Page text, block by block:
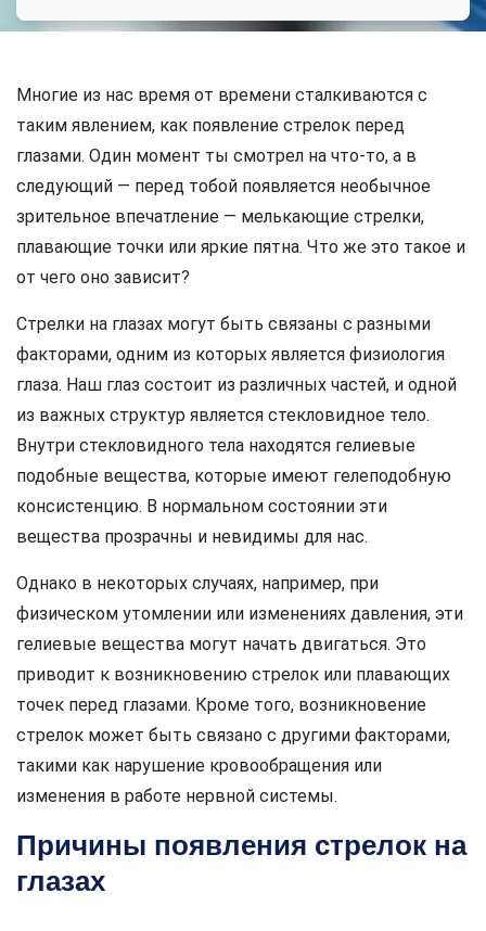
Многие из нас время от времени сталкиваются с
таким явлением, как появление стрелок перед
глазами. Один момент ты смотрел на что-то, а в
следующий — перед тобой появляется необычное
зрительное впечатление — мелькающие стрелки,
плавающие точки или яркие пятна. Что же это такое и
от чего оно зависит?
Стрелки на глазах могут быть связаны с разными
факторами, одним из которых является физиология
глаза. Наш глаз состоит из различных частей, и одной
из важных структур является стекловидное тело.
Внутри стекловидного тела находятся гелиевые
подобные вещества, которые имеют гелеподобную
консистенцию. В нормальном состоянии эти
вещества прозрачны и невидимы для нас.
Однако в некоторых случаях, например, при
физическом утомлении или изменениях давления, эти
гелиевые вещества могут начать двигаться. Это
приводит к возникновению стрелок или плавающих
точек перед глазами. Кроме того, возникновение
стрелок может быть связано с другими факторами,
такими как нарушение кровообращения или
изменения в работе нервной системы.
Причины появления стрелок на
глазах